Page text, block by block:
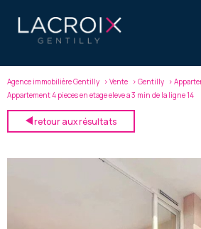
Agence immobilière Gentilly Vente Gentilly
Appartement 4 pieces en etage eleve a 3 min de la ligne 14
retour aux résultats